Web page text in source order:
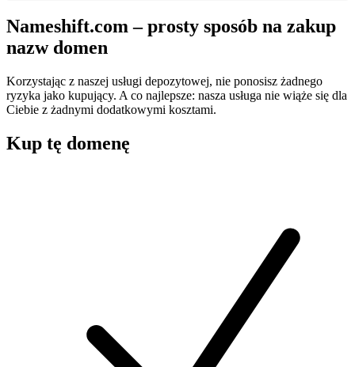
Nameshift.com – prosty sposób na zakup
nazw domen
Korzystając z naszej usługi depozytowej, nie ponosisz żadnego
ryzyka jako kupujący. A co najlepsze: nasza usługa nie wiąże się dla
Ciebie z żadnymi dodatkowymi kosztami.
Kup tę domenę